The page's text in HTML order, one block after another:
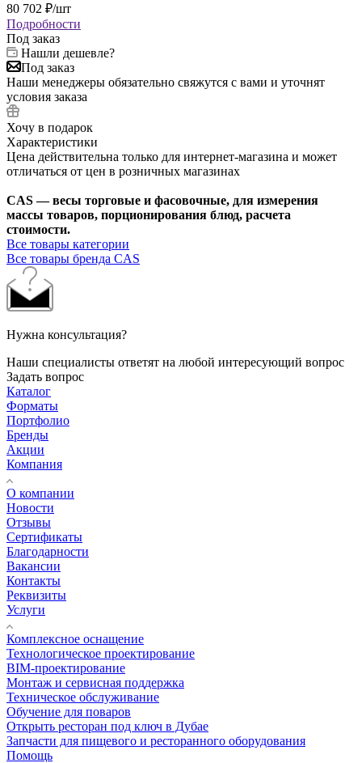
80 702 ₽/шт
Подробности
Под заказ
Нашли дешевле?
Под заказ
Наши менеджеры обязательно свяжутся с вами и уточнят
условия заказа
Хочу в подарок
Характеристики
Цена действительна только для интернет-магазина и может
отличаться от цен в розничных магазинах
CAS — весы торговые и фасовочные, для измерения
массы товаров, порционирования блюд, расчета
стоимости.
Все товары категории
Все товары бренда CAS
Нужна консультация?
Наши специалисты ответят на любой интересующий вопрос
Задать вопрос
Каталог
Форматы
Портфолио
Бренды
Акции
Компания
О компании
Новости
Отзывы
Сертификаты
Благодарности
Вакансии
Контакты
Реквизиты
Услуги
Комплексное оснащение
Технологическое проектирование
BIM-проектирование
Монтаж и сервисная поддержка
Техническое обслуживание
Обучение для поваров
Открыть ресторан под ключ в Дубае
Запчасти для пищевого и ресторанного оборудования
Помощь